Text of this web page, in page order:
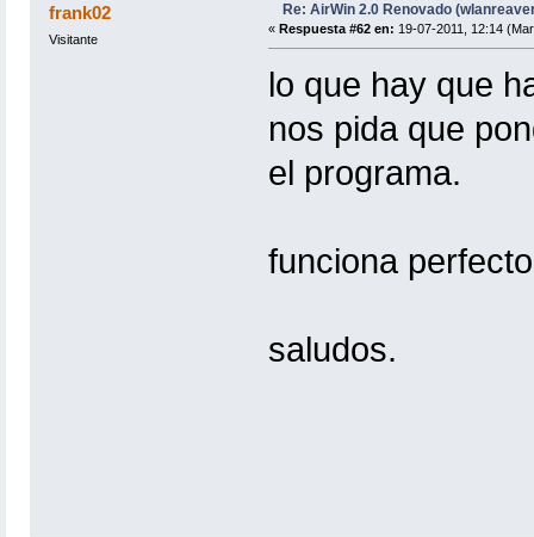
frank02
Visitante
Re: AirWin 2.0 Renovado
« Respuesta #62 en: 19-07-2011, 12:14
lo que hay que
nos pida que
el programa.
funciona
saludos.